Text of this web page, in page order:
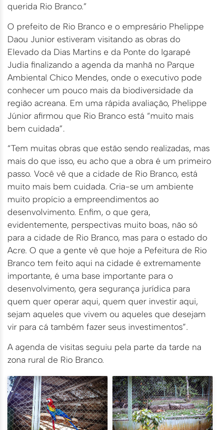
querida Rio Branco.”
O prefeito de Rio Branco e o empresário Phelippe
Daou Junior estiveram visitando as obras do
Elevado da Dias Martins e da Ponte do Igarapé
Judia finalizando a agenda da manhã no Parque
Ambiental Chico Mendes, onde o executivo pode
conhecer um pouco mais da biodiversidade da
região acreana. Em uma rápida avaliação, Phelippe
Júnior afirmou que Rio Branco está “muito mais
bem cuidada”.
“Tem muitas obras que estão sendo realizadas, mas
mais do que isso, eu acho que a obra é um primeiro
passo. Você vê que a cidade de Rio Branco, está
muito mais bem cuidada. Cria-se um ambiente
muito propício a empreendimentos ao
desenvolvimento. Enfim, o que gera,
evidentemente, perspectivas muito boas, não só
para a cidade de Rio Branco, mas para o estado do
Acre. O que a gente vê que hoje a Pefeitura de Rio
Branco tem feito aqui na cidade é extremamente
importante, é uma base importante para o
desenvolvimento, gera segurança jurídica para
quem quer operar aqui, quem quer investir aqui,
sejam aqueles que vivem ou aqueles que desejam
vir para cá também fazer seus investimentos”.
A agenda de visitas seguiu pela parte da tarde na
zona rural de Rio Branco.